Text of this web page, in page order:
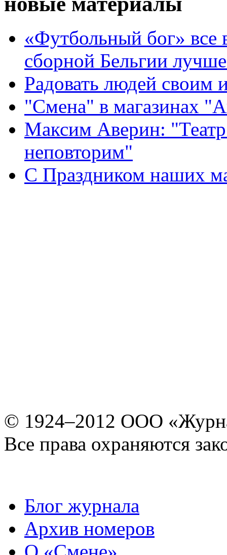
«Футбольный бог» все
сборной Бельгии
Радовать людей своим
"Смена" в магазинах
Максим Аверин:
неповторим"
С Праздником наших
© 1924–2012 ООО
Все права охраняются
Блог журнала
Архив номеров